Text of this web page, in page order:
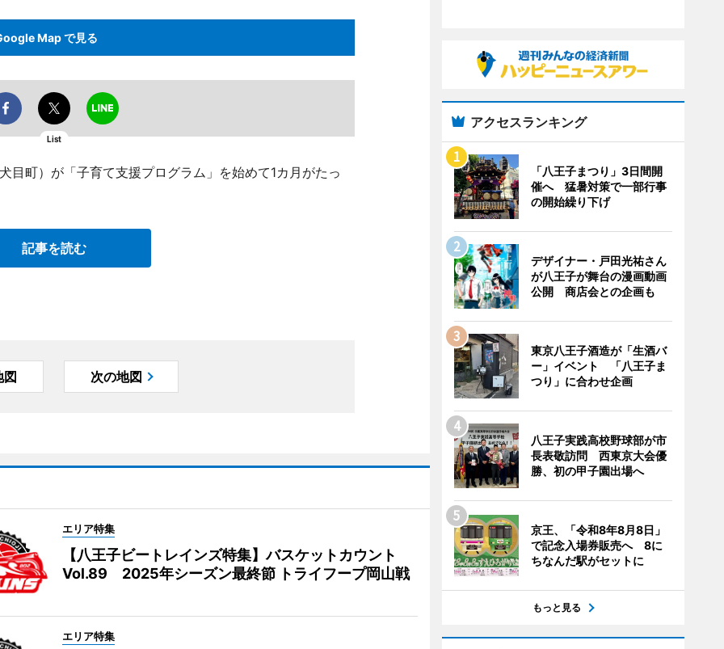
Map で見る
List
目町）が「子育て支援プログラム」を始めて1カ月がたっ
記事を読む
図 次の地図
エリア特集
【八王子ビートレインズ特集】バスケットカウント
Vol.89 2025年シーズン最終節 トライフープ岡山戦
エリア特集
アクセスランキング
「八王子まつり」3日間開
催へ 猛暑対策で一部行事
の開始繰り下げ
デザイナー・戸田光祐さん
が八王子が舞台の漫画動画
公開 商店会との企画も
東京八王子酒造が「生酒バ
ー」イベント 「八王子ま
つり」に合わせ企画
八王子実践高校野球部が市
長表敬訪問 西東京大会優
勝、初の甲子園出場へ
京王、「令和8年8月8日」
で記念入場券販売へ 8に
ちなんだ駅がセットに
もっと見る